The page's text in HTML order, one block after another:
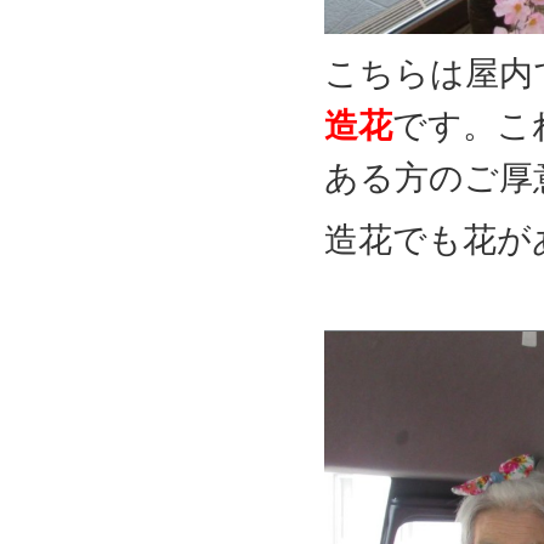
こちらは屋内
造花です。こ
ある方のご
造花でも花が